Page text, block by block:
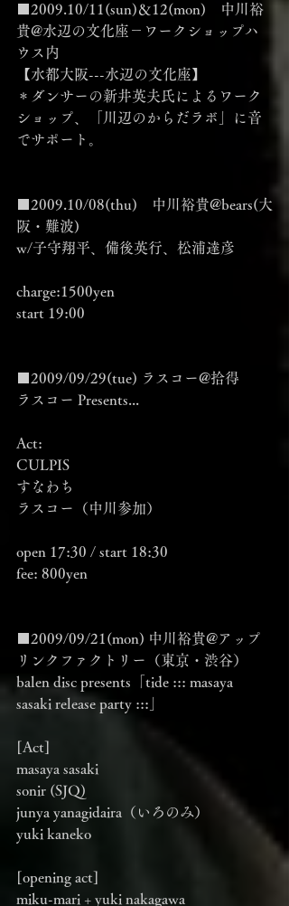
■2009.10/11(sun)＆12(mon)　中川裕
貴@水辺の文化座－ワークショップハ
ウス内
【水都大阪---水辺の文化座】
＊ダンサーの新井英夫氏によるワーク
ショップ、「川辺のからだラボ」に音
でサポート。
■2009.10/08(thu)　中川裕貴@bears(大
阪・難波)
w/子守翔平、備後英行、松浦達彦
charge:1500yen
start 19:00
■2009/09/29(tue) ラスコー@拾得
ラスコー Presents...
Act:
CULPIS
すなわち
ラスコー（中川参加）
open 17:30 / start 18:30
fee: 800yen
■2009/09/21(mon) 中川裕貴@アップ
リンクファクトリー（東京・渋谷）
balen disc presents「tide ::: masaya
sasaki release party :::」
[Act]
masaya sasaki
sonir (SJQ)
junya yanagidaira（いろのみ）
yuki kaneko
[opening act]
miku-mari + yuki nakagawa